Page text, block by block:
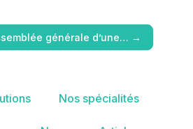
générale d’une… →
Nos spécialités